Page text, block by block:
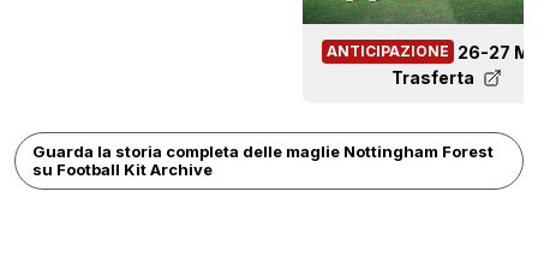
ANTICIPAZIONE 26-27
Trasferta
Guarda la storia completa delle maglie Nottingham Forest
su Football Kit Archive